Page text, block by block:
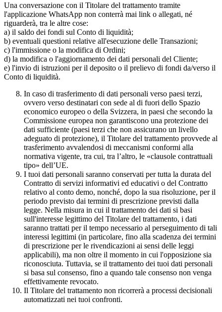
Una conversazione con il Titolare del trattamento tramite
l'applicazione WhatsApp non conterrà mai link o allegati, né
riguarderà, tra le altre cose:
a) il saldo dei fondi sul Conto di liquidità;
b) eventuali questioni relative all'esecuzione delle Transazioni;
c) l'immissione o la modifica di Ordini;
d) la modifica o l'aggiornamento dei dati personali del Cliente;
e) l'invio di istruzioni per il deposito o il prelievo di fondi da/verso il
Conto di liquidità.
In caso di trasferimento di dati personali verso paesi terzi,
ovvero verso destinatari con sede al di fuori dello Spazio
economico europeo o della Svizzera, in paesi che secondo la
Commissione europea non garantiscono una protezione dei
dati sufficiente (paesi terzi che non assicurano un livello
adeguato di protezione), il Titolare del trattamento provvede al
trasferimento avvalendosi di meccanismi conformi alla
normativa vigente, tra cui, tra l’altro, le «clausole contrattuali
tipo» dell’UE.
I tuoi dati personali saranno conservati per tutta la durata del
Contratto di servizi informativi ed educativi o del Contratto
relativo al conto demo, nonché, dopo la sua risoluzione, per il
periodo previsto dai termini di prescrizione previsti dalla
legge. Nella misura in cui il trattamento dei dati si basi
sull'interesse legittimo del Titolare del trattamento, i dati
saranno trattati per il tempo necessario al perseguimento di tali
interessi legittimi (in particolare, fino alla scadenza dei termini
di prescrizione per le rivendicazioni ai sensi delle leggi
applicabili), ma non oltre il momento in cui l'opposizione sia
riconosciuta. Tuttavia, se il trattamento dei tuoi dati personali
si basa sul consenso, fino a quando tale consenso non venga
effettivamente revocato.
Il Titolare del trattamento non ricorrerà a processi decisionali
automatizzati nei tuoi confronti.